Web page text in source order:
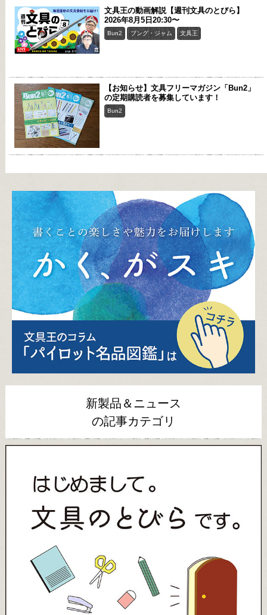
文具王の動画解説【週刊文具のとびら】
2026年8月5日20:30〜
Bun2 ブング・ジャム 文具王
【お知らせ】文具フリーマガジン「Bun2」
の定期購読者を募集しています！
Bun2
新製品＆ニュース
の記事カテゴリ